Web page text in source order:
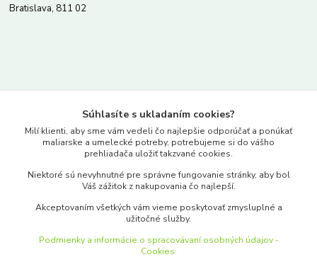
Bratislava, 811 02
www.merkantil.sk
Pondelok-Piatok: 9.00-17.00hod.
objednavky@merkantil-obchod.sk
Súhlasíte s ukladaním cookies?
Milí klienti, aby sme vám vedeli čo najlepšie odporúčať a ponúkať
maliarske a umelecké potreby, potrebujeme si do vášho
prehliadača uložiť takzvané cookies.
Niektoré sú nevyhnutné pre správne fungovanie stránky, aby bol
Váš zážitok z nakupovania čo najlepší.
Akceptovaním všetkých vám vieme poskytovať zmysluplné a
užitočné služby.
Podmienky a informácie o spracovávaní osobných údajov -
Cookies.